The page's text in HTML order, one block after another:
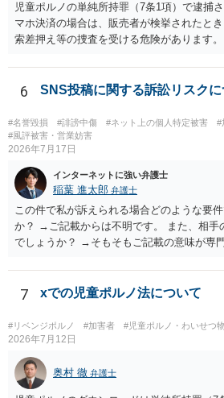
児童ポルノの単純所持罪（7条1項）で逮
マホ決済の場合は、販売者が検挙されたと
索差押え等の捜査を受ける危険があります。
6 SNS投稿に関する訴訟リスク
#名誉毀損 #誹謗中傷 #ネット上の個人特定被害 #
#風評被害・営業妨害
2026年7月17日
インターネットに強い弁護士
稲葉 進太郎 弁護士
この件で私が訴えられる場合どのような要
か？ →ご記載からは不明です。 また、相手
でしょうか？ →そもそもご記載の意味が専
らご相談になることをお勧めいたします。
7 xでの児童ポルノ法について
#リベンジポルノ #加害者 #児童ポルノ・わいせつ
2026年7月12日
奥村 徹 弁護士